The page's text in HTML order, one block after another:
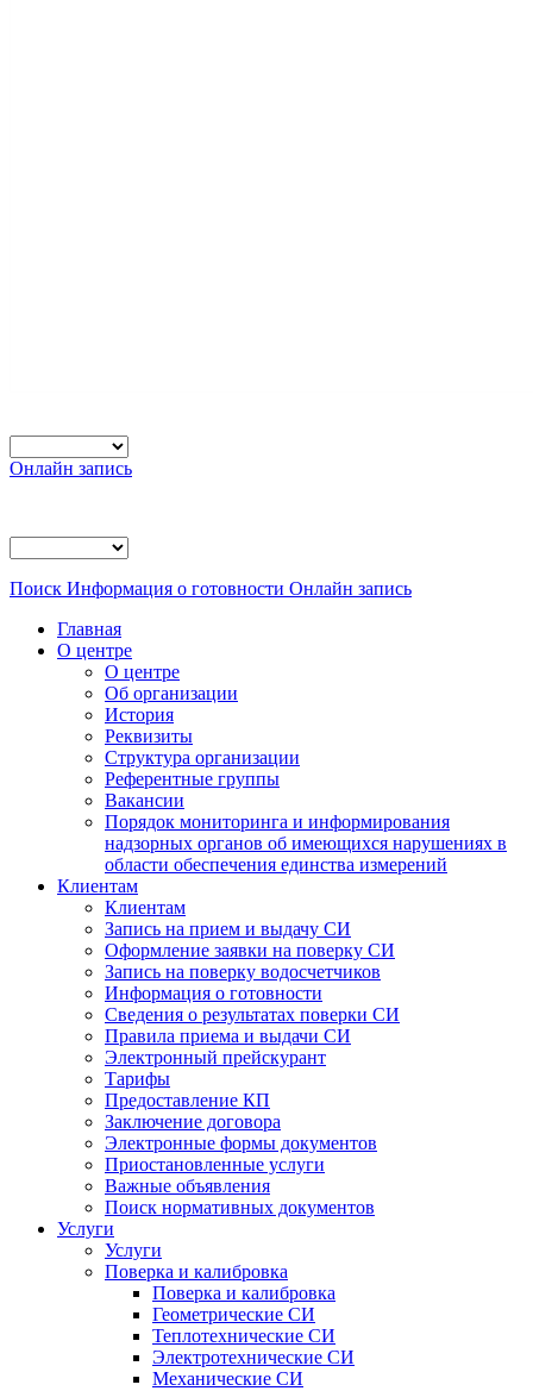
Онлайн запись
Поиск Информация о готовности Онлайн запись
Главная
О центре
О центре
Об организации
История
Реквизиты
Структура организации
Референтные группы
Вакансии
Порядок мониторинга и информирования
надзорных органов об имеющихся нарушениях в
области обеспечения единства измерений
Клиентам
Клиентам
Запись на прием и выдачу СИ
Оформление заявки на поверку СИ
Запись на поверку водосчетчиков
Информация о готовности
Сведения о результатах поверки СИ
Правила приема и выдачи СИ
Электронный прейскурант
Тарифы
Предоставление КП
Заключение договора
Электронные формы документов
Приостановленные услуги
Важные объявления
Поиск нормативных документов
Услуги
Услуги
Поверка и калибровка
Поверка и калибровка
Геометрические СИ
Теплотехнические СИ
Электротехнические СИ
Механические СИ